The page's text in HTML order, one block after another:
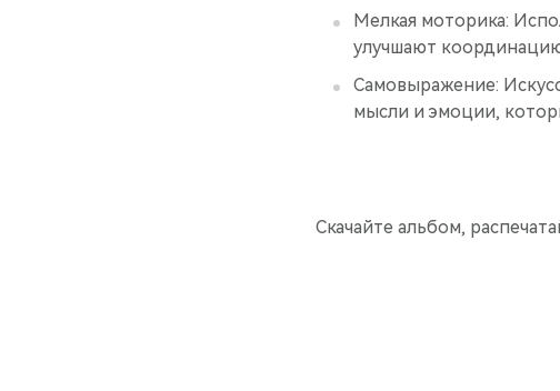
Мелкая моторика:
улучшают
Самовыражение:
мысли и эмоции,
Скачайте альбом,